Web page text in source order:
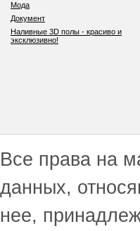
Мода
Документ
Наливные 3D полы - красиво и
эксклюзивно!
Все права на
данных,
нее,